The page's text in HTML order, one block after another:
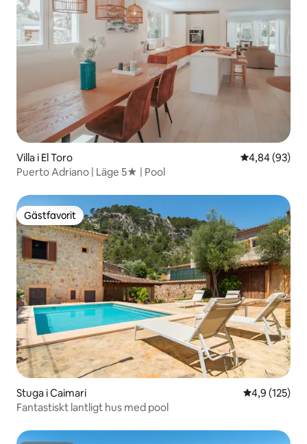
Villa i El Toro 4,84 av 5 i
4,84 (93)
Puerto Adriano | Läge 5★ | Pool
Gästfavorit
Gästfavorit
Stuga i Caimari 4,9 av 5 i
4,9 (125)
Fantastiskt lantligt hus med pool